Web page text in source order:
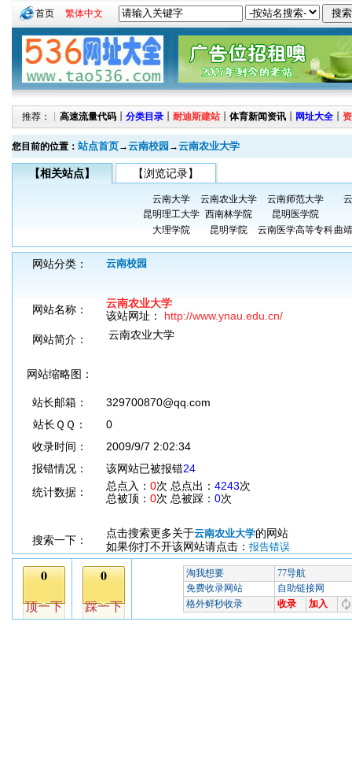
首页 繁体中文
推荐：┊ 高速流量代码 ┊ 分类目录 ┊ 耐迪斯建站 ┊ 体育新闻资讯 ┊ 网址大全 ┊
您目前的位置： 站点首页→云南校园 →云南农业大学
【相关站点】 【浏览记录】
云南大学 云南农业大学 云南师范大学
昆明理工大学 西南林学院
昆明医学院
大理学院
昆明学院 云南医学高等专科曲
网站分类： 云南校园
网站名称：
云南农业大学
该站网址： http://www.ynau.edu.cn/
网站简介：
云南农业大学
网站缩略图：
站长邮箱：
329700870@qq.com
站长ＱＱ：
0
收录时间：
2009/9/7 2:02:34
报错情况：
该网站已被报错24
统计数据：
总点入： 0次 总点出： 4243次
总被顶： 0次 总被踩： 0次
搜索一下：
点击搜索更多关于云南农业大学的网站
如果你打不开该网站请点击： 报告错误